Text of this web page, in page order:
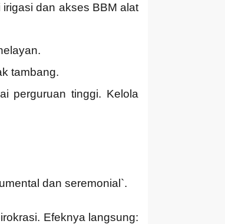
dan akses BBM alat
tambang.
perguruan tinggi. Kelola
dan seremonial`.
Efeknya langsung: